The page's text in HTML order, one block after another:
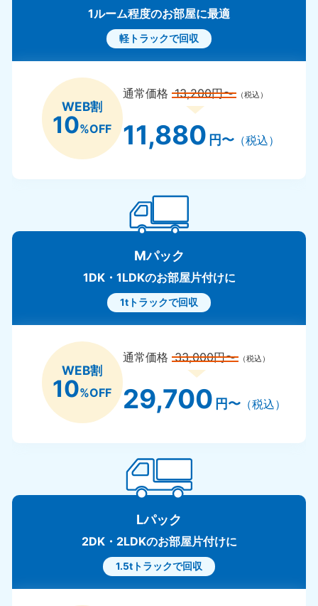
1ルーム程度のお部屋に最適
軽トラックで回収
WEB割
10%OFF
通常価格13,200円〜 （税込）
11,880 円〜（税込）
Mパック
1DK・1LDKのお部屋片付けに
1tトラックで回収
WEB割
10%OFF
通常価格33,000円〜 （税込）
29,700 円〜（税込）
Lパック
2DK・2LDKのお部屋片付けに
1.5tトラックで回収